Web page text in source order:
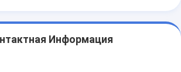
Информация